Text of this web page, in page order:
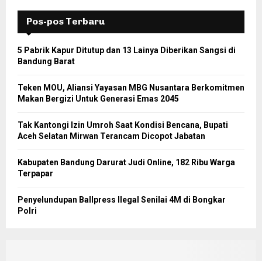
Pos-pos Terbaru
5 Pabrik Kapur Ditutup dan 13 Lainya Diberikan Sangsi di
Bandung Barat
Teken MOU, Aliansi Yayasan MBG Nusantara Berkomitmen
Makan Bergizi Untuk Generasi Emas 2045
Tak Kantongi Izin Umroh Saat Kondisi Bencana, Bupati
Aceh Selatan Mirwan Terancam Dicopot Jabatan
Kabupaten Bandung Darurat Judi Online, 182 Ribu Warga
Terpapar
Penyelundupan Ballpress Ilegal Senilai 4M di Bongkar
Polri